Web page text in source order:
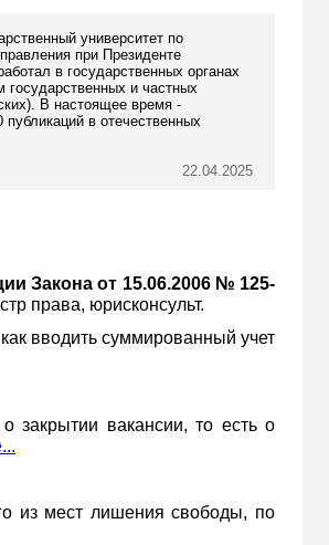
университет по
при Президенте
в государственных органах
государственных и частных
В настоящее время -
в отечественных
22.04.2025
Закона от 15.06.2006 № 125-
права, юрисконсульт.
вводить суммированный учет
закрытии вакансии, то есть о
из мест лишения свободы, по